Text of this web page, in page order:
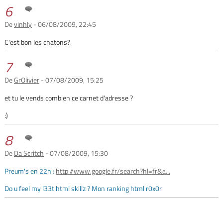
6
Devinhly- 06/08/2009, 22:45
C'est bon les chatons?
7
DeGrOlivier- 07/08/2009, 15:25
et tu le vends combien ce carnet d'adresse ?
:)
8
DeDa Scritch - 07/08/2009, 15:30
Preum's en 22h : http://www.google.fr/search?hl=fr&a...
Do u feel my l33t html skillz ? Mon ranking html r0x0r